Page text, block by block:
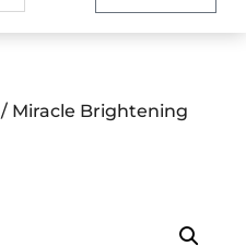
/ Miracle Brightening